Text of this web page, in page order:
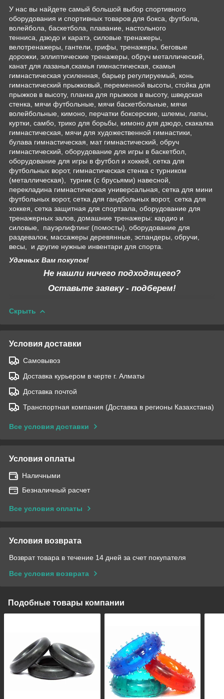
У нас вы найдете самый большой выбор спортивного
оборудования и спортивных товаров для бокса, футбола,
волейбола, баскетбола, плавание, настольного
тенниса, дзюдо и каратэ, силовые тренажеры,
велотренажеры, гантели, грифы, тренажеры, беговые
дорожки, эллиптические тренажеры, обруч металлический,
канат для лазанья,скамья гимнастическая, скамья
гимнастическая усиленная, барьер регулируемый, конь
гимнастический прыжковый, переменной высоты, стойка для
прыжков в высоту, планка для прыжков в высоту, шведская
стенка, мячи футбольные, мячи баскетбольные, мячи
волейбольные, кимоно, перчатки боксерские, шлемы, лапы,
куртки, самбо, трико для борьбы, кимоно для дзюдо, скакалка
гимнастическая, мячи для художественной гимнастики,
булава гимнастическая, мат гимнастический, обруч
гимнастический, оборудование для игры в баскетбол,
оборудование для игры в футбол и хоккей, сетка для
футбольных ворот, гимнастическая стенка с турником
(металлическая), турник (с брусьями) навесной,
перекладина гимнастическая универсальная, сетка для мини
футбольных ворот, сетка для гандбольных ворот, сетка для
хоккея, сетка защитная для спортзала, оборудование для
тренажерных залов, домашние тренажеры: кардио и
силовые, пауэрлифтинг (помосты), оборудование для
раздевалок, массажеры деревянные, эспандеры, обручи,
весы, и другие нужные инвентари для спорта.
Удачных Вам покупок!
Не нашли ничего подходящего?
Оставьте заявку - подберем!
Скрыть
Условия доставки
Самовывоз
Доставка курьером в черте г. Алматы
Доставка почтой
Транспортная компания (Доставка в регионы Казахстана)
Все условия доставки
Условия оплаты
Наличными
Безналичный расчет
Все условия оплаты
Условия возврата
Возврат товара в течение 14 дней за счет покупателя
Все условия возврата
Подобные товары компании